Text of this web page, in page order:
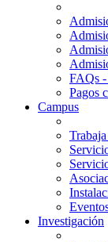
FAQs -
Pagos
Campus
Investigación